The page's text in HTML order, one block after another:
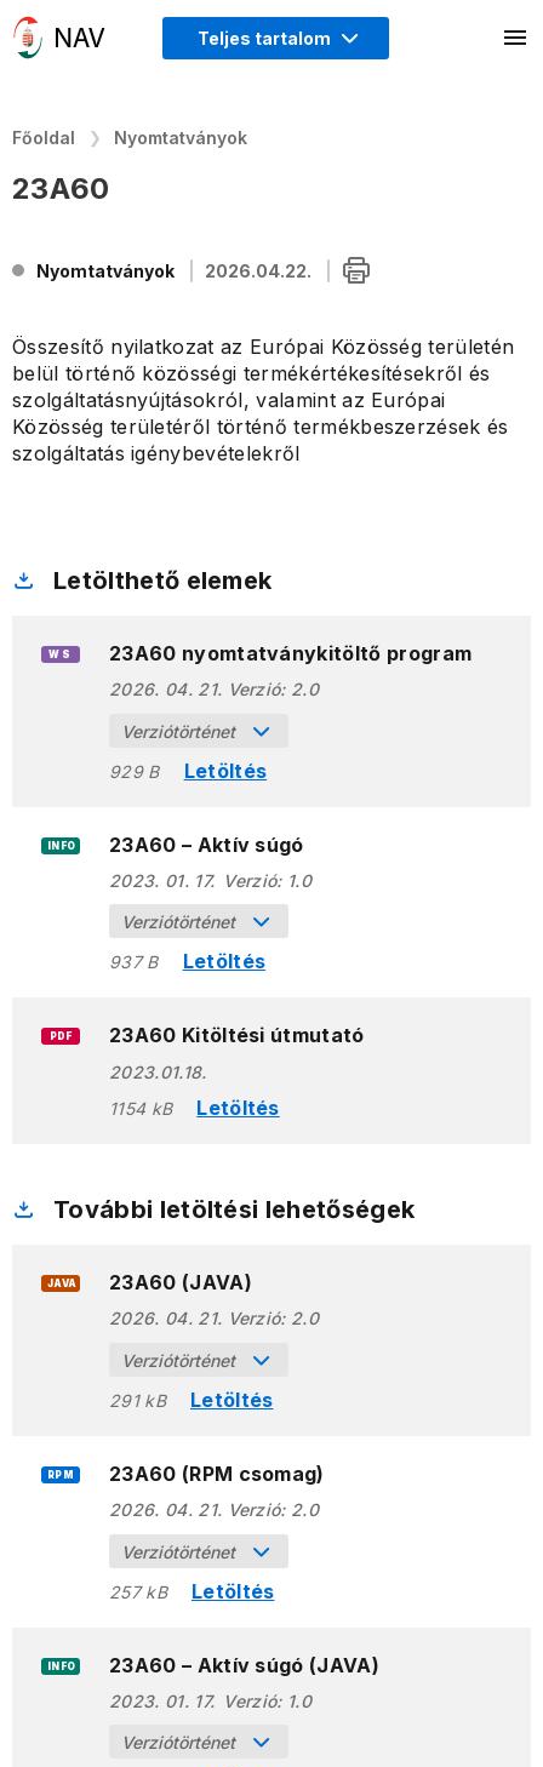
Teljes tartalom
Főoldal Nyomtatványok
23A60
Nyomtatványok 2026.04.22.
Összesítő nyilatkozat az Európai Közösség területén
belül történő közösségi termékértékesítésekről és
szolgáltatásnyújtásokról, valamint az Európai
Közösség területéről történő termékbeszerzések és
szolgáltatás igénybevételekről
Letölthető elemek
WS 23A60 nyomtatványkitöltő program
2026. 04. 21. Verzió: 2.0
Verziótörténet
929 B
Letöltés
INFO 23A60 – Aktív súgó
2023. 01. 17. Verzió: 1.0
Verziótörténet
937 B
Letöltés
PDF 23A60 Kitöltési útmutató
2023.01.18.
1154 kB
Letöltés
További letöltési lehetőségek
JAVA 23A60 (JAVA)
2026. 04. 21. Verzió: 2.0
Verziótörténet
291 kB
Letöltés
RPM 23A60 (RPM csomag)
2026. 04. 21. Verzió: 2.0
Verziótörténet
257 kB
Letöltés
INFO 23A60 – Aktív súgó (JAVA)
2023. 01. 17. Verzió: 1.0
Verziótörténet